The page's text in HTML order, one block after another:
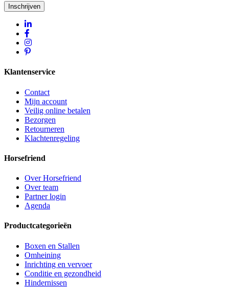
Inschrijven
Klantenservice
Contact
Mijn account
Veilig online betalen
Bezorgen
Retourneren
Klachtenregeling
Horsefriend
Over Horsefriend
Over team
Partner login
Agenda
Productcategorieën
Boxen en Stallen
Omheining
Inrichting en vervoer
Conditie en gezondheid
Hindernissen